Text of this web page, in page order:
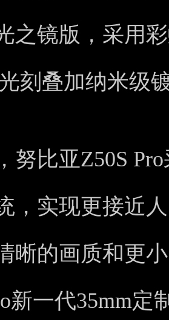
之镜版，采用
刻叠加纳米级
努比亚Z50S
，实现更接近
晰的画质和更
新一代35mm定